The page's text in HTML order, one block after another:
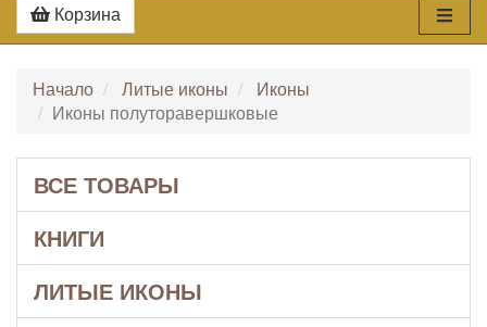
Корзина
Начало Литые иконы
Иконы
Иконы полуторавершковые
ВСЕ ТОВАРЫ
КНИГИ
ЛИТЫЕ ИКОНЫ